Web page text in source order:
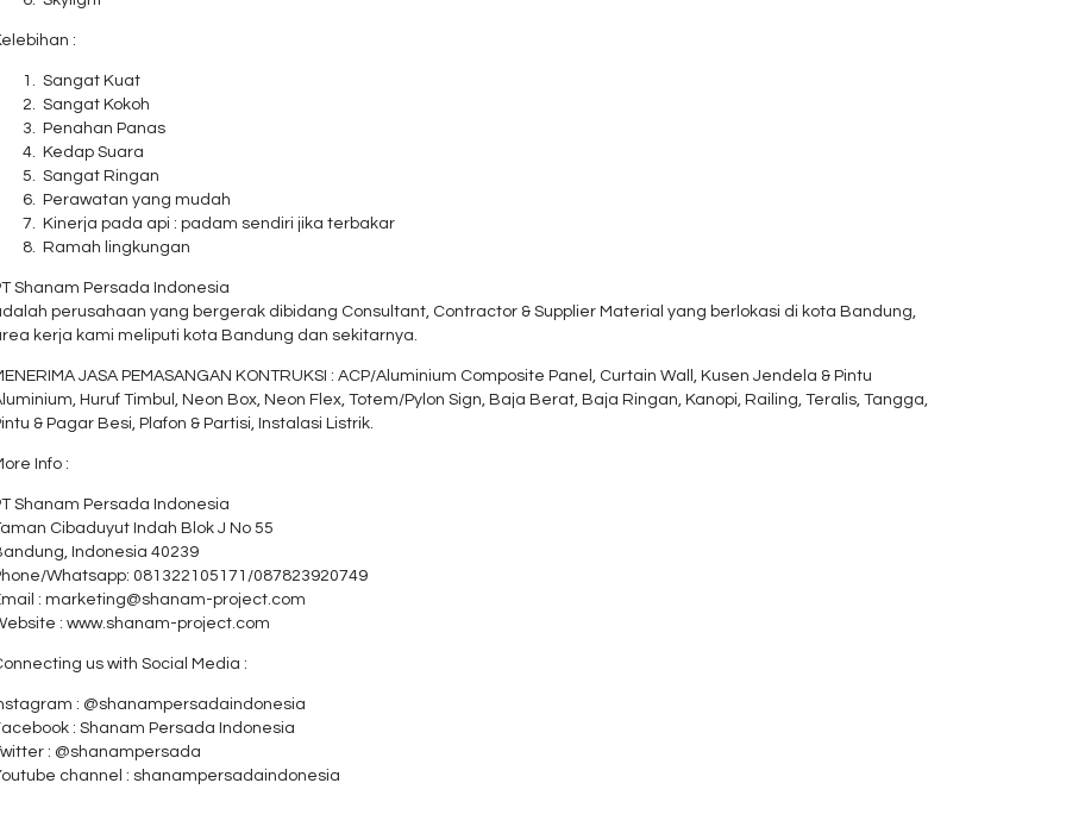
:
Sangat Kuat
Sangat Kokoh
Penahan Panas
Kedap Suara
Sangat Ringan
Perawatan yang mudah
Kinerja pada api : padam sendiri jika terbakar
Ramah lingkungan
Shanam Persada Indonesia
perusahaan yang bergerak dibidang Consultant, Contractor & Supplier Material yang berlokasi di kota Bandung,
kerja kami meliputi kota Bandung dan sekitarnya.
JASA PEMASANGAN KONTRUKSI : ACP/Aluminium Composite Panel, Curtain Wall, Kusen Jendela & Pintu
Huruf Timbul, Neon Box, Neon Flex, Totem/Pylon Sign, Baja Berat, Baja Ringan, Kanopi, Railing, Teralis, Tangga,
& Pagar Besi, Plafon & Partisi, Instalasi Listrik.
Info :
Shanam Persada Indonesia
Cibaduyut Indah Blok J No 55
Indonesia 40239
Whatsapp: 081322105171/087823920749
: marketing@shanam-project.com
: www.shanam-project.com
us with Social Media :
: @shanampersadaindonesia
: Shanam Persada Indonesia
: @shanampersada
channel : shanampersadaindonesia